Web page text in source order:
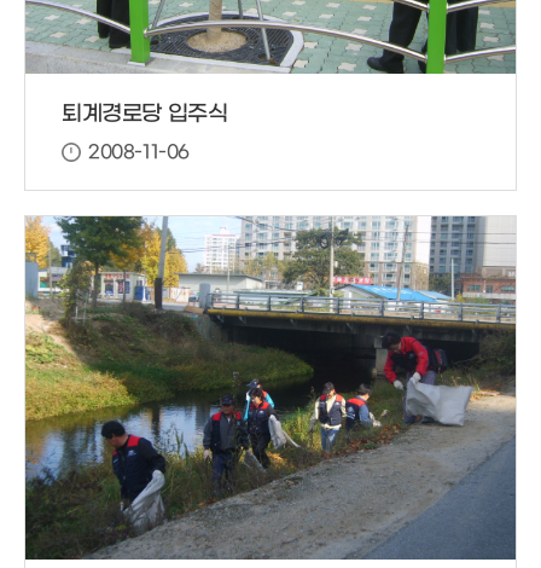
퇴계경로당 입주식
2008-11-06